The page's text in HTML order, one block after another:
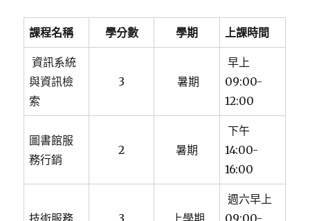
課程名稱 學分數 學期 上課時間
資訊系統
與資訊檢
索
3 暑期
早上
09:00-
12:00
圖書館服
務行銷
2 暑期
下午
14:00-
16:00
週六早上